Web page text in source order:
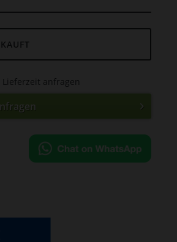
Lieferzeit anfragen